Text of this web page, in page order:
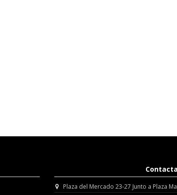
Plaza del Mercado 23-27 Junto a Plaza